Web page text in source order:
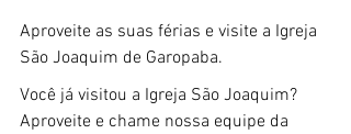
Aproveite as suas férias e visite a Igreja
São Joaquim de Garopaba.
Você já visitou a Igreja São Joaquim?
Aproveite e chame nossa equipe da